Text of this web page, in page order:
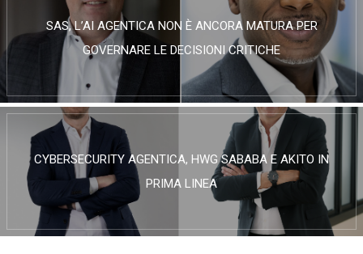
SAS, L’AI AGENTICA NON È ANCORA MATURA PER
GOVERNARE LE DECISIONI CRITICHE
CYBERSECURITY AGENTICA, HWG SABABA E AKITO IN
PRIMA LINEA